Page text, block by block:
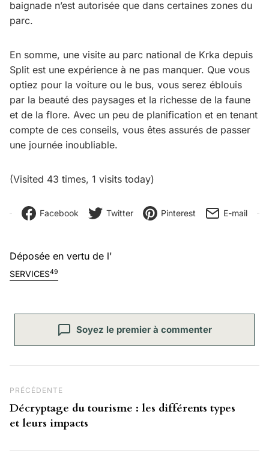
baignade n’est autorisée que dans certaines zones du
parc.
En somme, une visite au parc national de Krka depuis
Split est une expérience à ne pas manquer. Que vous
optiez pour la voiture ou le bus, vous serez éblouis
par la beauté des paysages et la richesse de la faune
et de la flore. Avec un peu de planification et en tenant
compte de ces conseils, vous êtes assurés de passer
une journée inoubliable.
(Visited 43 times, 1 visits today)
Facebook Twitter Pinterest E-mail
Déposée en vertu de l'
SERVICES49
Soyez le premier à commenter
Post Précédent
PRÉCÉDENTE
Décryptage du tourisme : les différents types
et leurs impacts